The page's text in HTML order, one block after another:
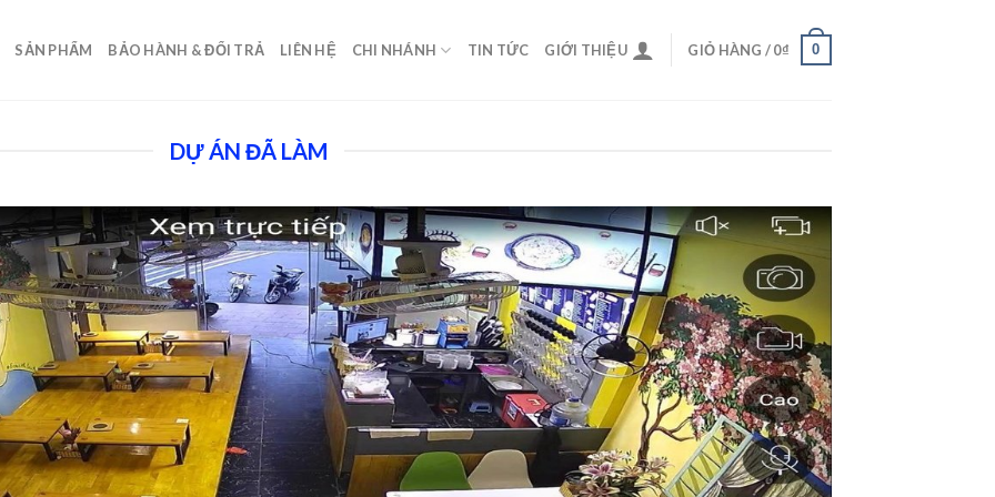
SẢN PHẨM BẢO HÀNH & ĐỔI TRẢ LIÊN HỆ CHI NHÁNH TIN TỨC GIỚI THIỆU GIỎ HÀNG /0₫ 0
DỰ ÁN ĐÃ LÀM